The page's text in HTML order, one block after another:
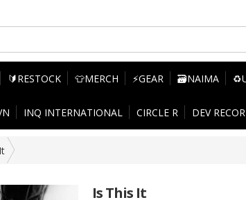
🔰RESTOCK 👕MERCH ⚡GEAR 🗃️NAIMA
INQ INTERNATIONAL CIRCLE R DEV
Is This It